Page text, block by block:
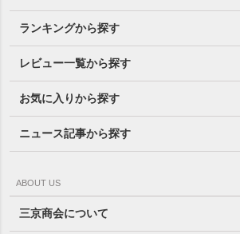
ランキングから探す
レビュー一覧から探す
お気に入りから探す
ニュース記事から探す
ABOUT US
三京商会について